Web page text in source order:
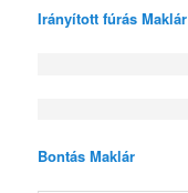
Irányított fúrás Maklár
Bontás Maklár